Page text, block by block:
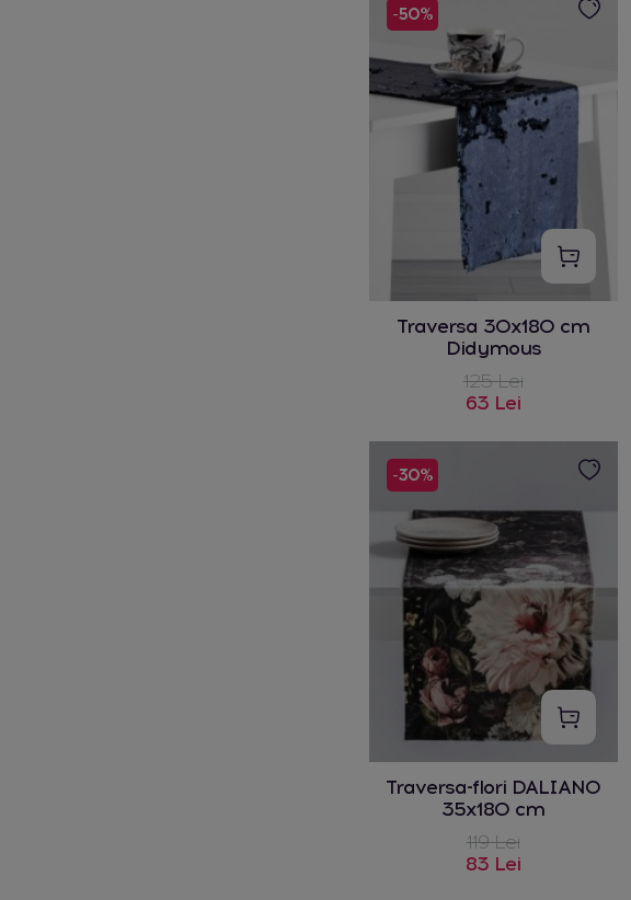
-50%
Traversa 30x180 cm
Didymous
125 Lei
63 Lei
-30%
Traversa-flori DALIANO
35x180 cm
119 Lei
83 Lei